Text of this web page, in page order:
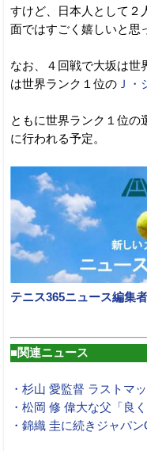
すけど、日本人として２
面ではすごく嬉しいと思
なお、４回戦で大坂は世
は世界ランク１位の Ｊ・
ともに世界ランク１位の
に行われる予定。
テニス365ニュース編集
■関連ニュース
・杉山 愛監督 ラストマ
・松岡 修 偉大な父「良
・錦織 圭に続きジャパ